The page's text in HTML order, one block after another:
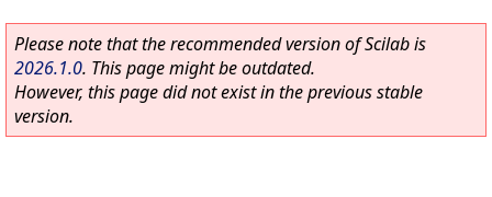
Please note that the recommended version of Scilab is
2026.1.0. This page might be outdated.
However, this page did not exist in the previous stable
version.